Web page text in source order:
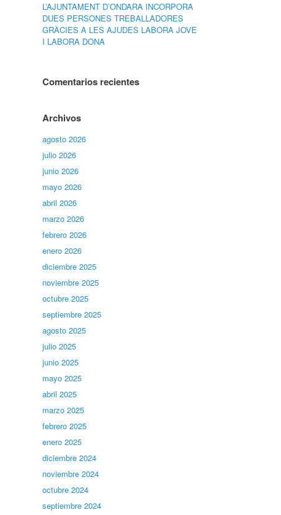
L’AJUNTAMENT D’ONDARA INCORPORA
DUES PERSONES TREBALLADORES
GRÀCIES A LES AJUDES LABORA JOVE
I LABORA DONA
Comentarios recientes
Archivos
agosto 2026
julio 2026
junio 2026
mayo 2026
abril 2026
marzo 2026
febrero 2026
enero 2026
diciembre 2025
noviembre 2025
octubre 2025
septiembre 2025
agosto 2025
julio 2025
junio 2025
mayo 2025
abril 2025
marzo 2025
febrero 2025
enero 2025
diciembre 2024
noviembre 2024
octubre 2024
septiembre 2024